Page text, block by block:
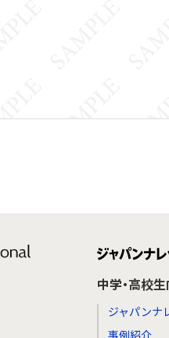
中学・高校
ジャパンナ
事例紹介